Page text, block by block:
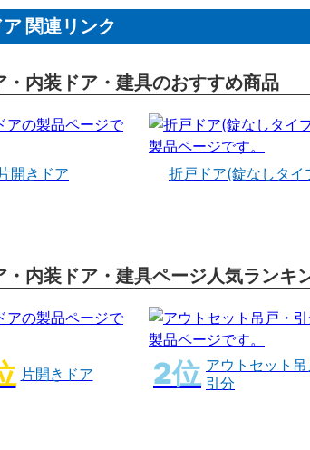
関連リンク
・内装ドア・建具のおすすめ商品
開きドア 折戸ドア(錠なしタイ
・内装ドア・建具ページ人気ランキ
片開きドア
アウトセット吊
引分